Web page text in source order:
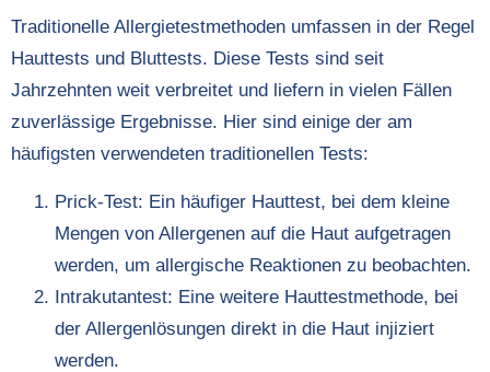
Traditionelle Allergietestmethoden umfassen in der Regel
Hauttests und Bluttests. Diese Tests sind seit
Jahrzehnten weit verbreitet und liefern in vielen Fällen
zuverlässige Ergebnisse. Hier sind einige der am
häufigsten verwendeten traditionellen Tests:
Prick-Test: Ein häufiger Hauttest, bei dem kleine
Mengen von Allergenen auf die Haut aufgetragen
werden, um allergische Reaktionen zu beobachten.
Intrakutantest: Eine weitere Hauttestmethode, bei
der Allergenlösungen direkt in die Haut injiziert
werden.